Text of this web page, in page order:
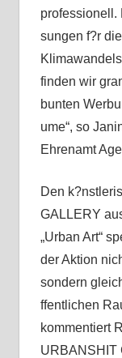
professionell.
sungen f?r
finden wir
bunten
ume“, so
Ehrenamt
Den
GALLERY
„Urban Art“
der Aktion
sondern
ffentlichen
kommentiert
URBANSHIT